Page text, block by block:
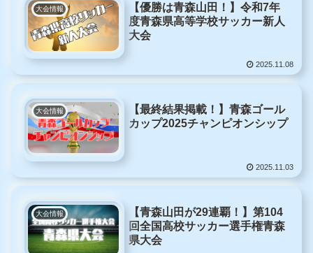
大会情報
【優勝は青森山田！】令和7年
度青森県高等学校サッカー新人
大会
2025.11.08
大会情報
【最終結果掲載！】青森ゴール
カップ2025チャンピオンシップ
2025.11.03
大会情報
【青森山田が29連覇！】第104
回全国高校サッカー選手権青森
県大会